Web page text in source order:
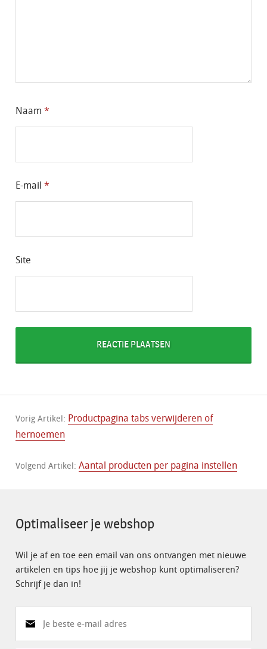
Naam *
E-mail *
Site
Vorig Artikel: Productpagina tabs verwijderen of
hernoemen
Volgend Artikel: Aantal producten per pagina instellen
Optimaliseer je webshop
Wil je af en toe een email van ons ontvangen met nieuwe
artikelen en tips hoe jij je webshop kunt optimaliseren?
Schrijf je dan in!